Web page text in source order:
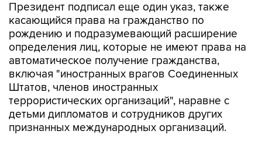
Президент подписал еще один указ, также
касающийся права на гражданство по
рождению и подразумевающий расширение
определения лиц, которые не имеют права на
автоматическое получение гражданства,
включая "иностранных врагов Соединенных
Штатов, членов иностранных
террористических организаций", наравне с
детьми дипломатов и сотрудников других
признанных международных организаций.